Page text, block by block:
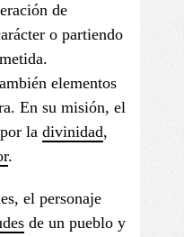
de
o partiendo
elementos
En su misión, el
la divinidad,
r.
el personaje
de un pueblo y